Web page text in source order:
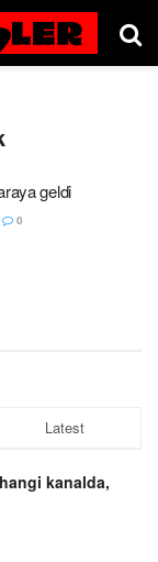
geldi
0
Latest
kanalda,